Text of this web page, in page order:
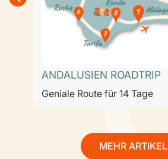
ANDALUSIEN ROADTRIP
Geniale Route für 14 Tage
MEHR ARTIKEL